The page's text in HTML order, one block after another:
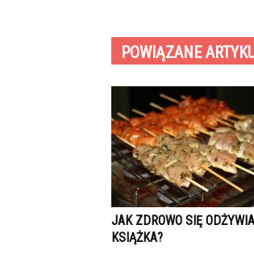
POWIĄZANE
JAK ZDROWO SIĘ
KSIĄŻKA?